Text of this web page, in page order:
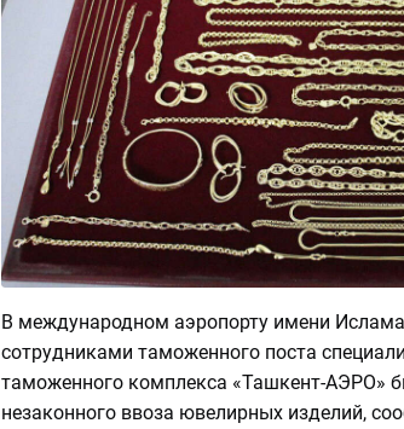
В международном аэропорту имени
сотрудниками таможенного поста
таможенного комплекса «Ташкент-АЭРО»
незаконного ввоза ювелирных изделий,